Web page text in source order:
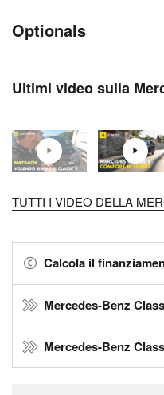
Optionals
Ultimi video sulla
TUTTI I VIDEO DELLA
Calcola il
Mercedes-Benz
Mercedes-Benz